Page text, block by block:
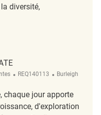
diversité,
- Duty REQ121527
ReqId
REQ140113 Emplacement
Burleigh
chaque jour apporte
d'exploration